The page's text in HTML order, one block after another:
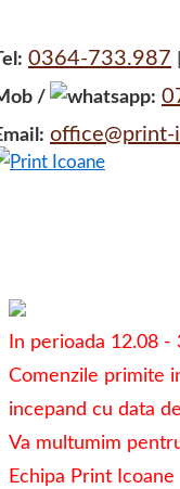
↓
Skip
Main
0364-733.987
/
:
office@print-
In perioada 12.08
Comenzile primite
incepand cu data
Va multumim
Echipa Print Icoane